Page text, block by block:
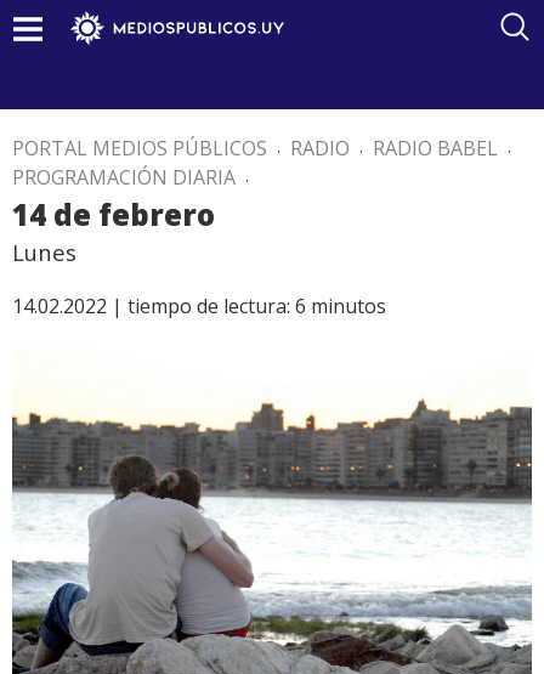
PORTAL MEDIOS PÚBLICOS . RADIO . RADIO BABEL .
PROGRAMACIÓN DIARIA .
14 de febrero
Lunes
14.02.2022 | tiempo de lectura: 6 minutos